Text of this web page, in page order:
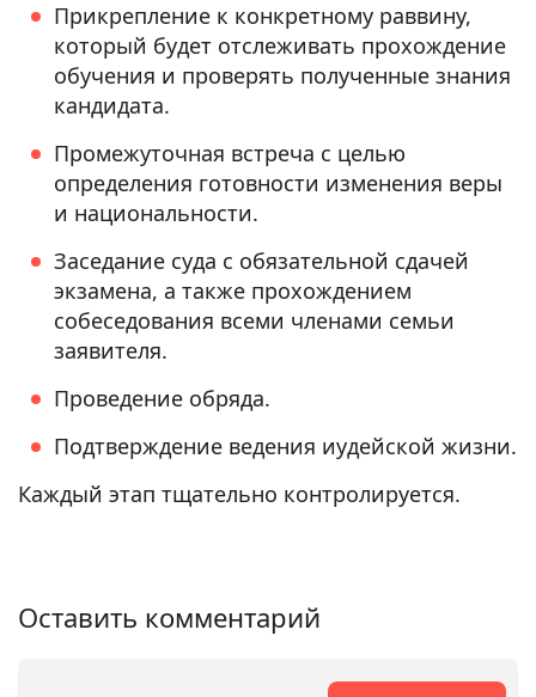
Прикрепление к конкретному раввину,
который будет отслеживать прохождение
обучения и проверять полученные знания
кандидата.
Промежуточная встреча с целью
определения готовности изменения веры
и национальности.
Заседание суда с обязательной сдачей
экзамена, а также прохождением
собеседования всеми членами семьи
заявителя.
Проведение обряда.
Подтверждение ведения иудейской жизни.
Каждый этап тщательно контролируется.
Оставить комментарий